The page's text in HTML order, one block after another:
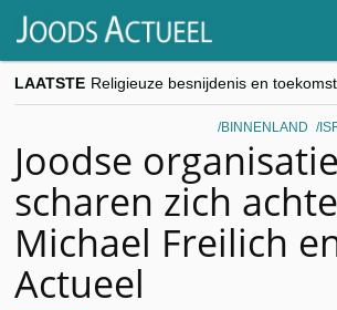
LAATSTE
BINNENLAND
Joodse
scharen zich
Michael Freilich
Actueel